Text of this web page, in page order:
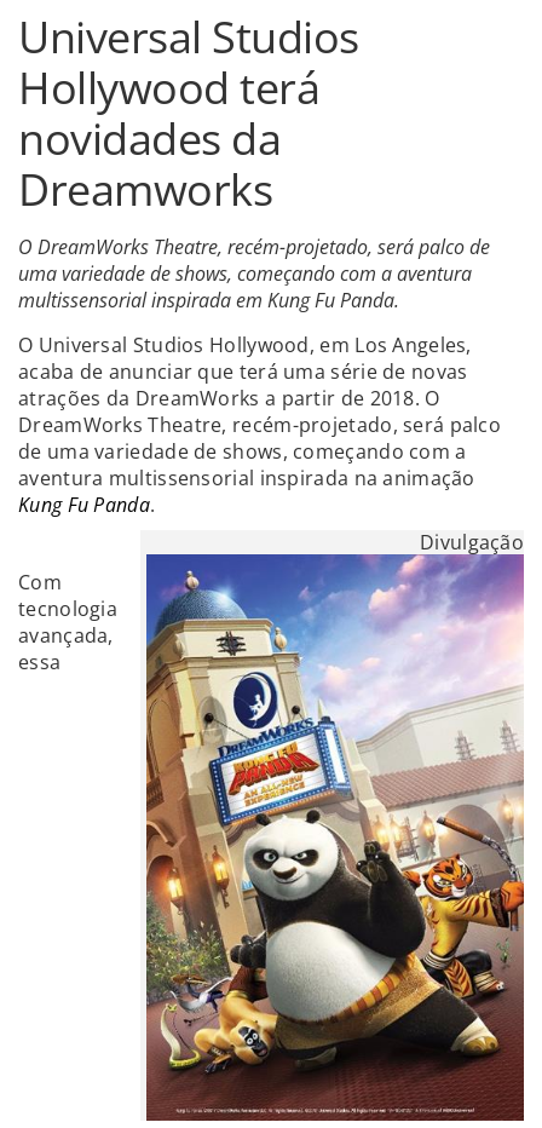
Universal Studios
Hollywood terá
novidades da
Dreamworks
O DreamWorks Theatre, recém-projetado, será palco de
uma variedade de shows, começando com a aventura
multissensorial inspirada em Kung Fu Panda.
O Universal Studios Hollywood, em Los Angeles,
acaba de anunciar que terá uma série de novas
atrações da DreamWorks a partir de 2018. O
DreamWorks Theatre, recém-projetado, será palco
de uma variedade de shows, começando com a
aventura multissensorial inspirada na animação
Kung Fu Panda.
Divulgação
Com
tecnologia
avançada,
essa